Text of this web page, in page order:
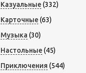
Казуальные(332)
Карточные(63)
Музыка (30)
Настольные(45)
Приключения (544)